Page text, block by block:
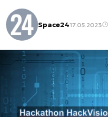
Space2417.05.2023